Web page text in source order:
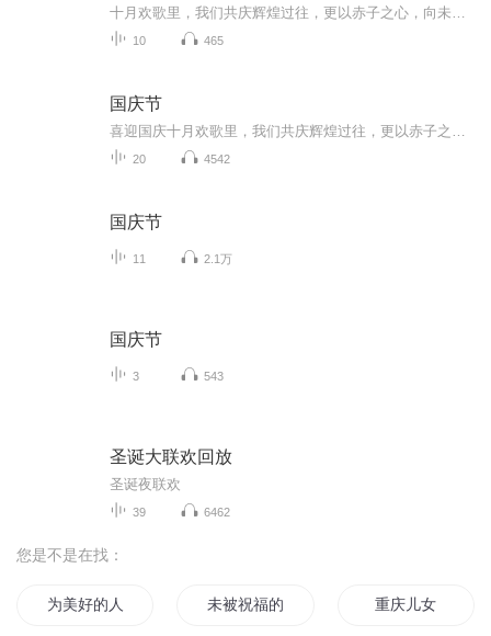
10 465
国庆节
20 4542
国庆节
11 2.1万
国庆节
3 543
圣诞大联欢回放
圣诞夜联欢
39 6462
您是不是在找：
为美好的人生献上祝福 未被祝福的幸福 重庆儿女